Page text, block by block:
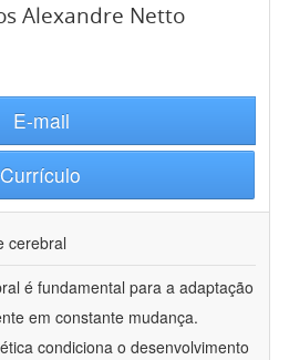
Alexandre Netto
E-mail
Currículo
cerebral
é fundamental para a adaptação
em constante mudança.
condiciona o desenvolvimento